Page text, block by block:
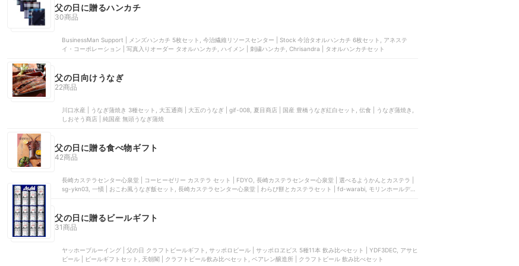
父の日に贈るハンカチ
30商品
BusinessMan Support | メンズハンカチ 5枚セット, 今治繊維リソースセンター | Stock 今治タオルハンカチ 6枚セット, アネステ
イ・コーポレーション | 写真入りオーダー タオルハンカチ, ハイメン | 刺繍ハンカチ, Chrisandra | タオルハンカチセット
父の日向けうなぎ
22商品
川口水産 | うなぎ蒲焼き 3種セット, 大五通商 | 大五のうなぎ | gif-008, 夏目商店 | 国産 豊橋うなぎ紅白セット, 伝食 | うなぎ蒲焼き,
しおそう商店 | 純国産 無頭うなぎ蒲焼
父の日に贈る食べ物ギフト
42商品
長崎カステラセンター心泉堂 | コーヒーゼリー カステラ セット | FDYO, 長崎カステラセンター心泉堂 | 選べるようかんとカステラ |
sg-ykn03, 一愼 | おこわ風うなぎ飯セット, 長崎カステラセンター心泉堂 | わらび餅とカステラセット | fd-warabi, モリンホールディ
父の日に贈るビールギフト
31商品
ヤッホーブルーイング | 父の日 クラフトビールギフト, サッポロビール | サッポロヱビス 5種11本 飲み比べセット | YDF3DEC, アサヒ
ビール | ビールギフトセット, 天朝閣 | クラフトビール飲み比べセット, ベアレン醸造所 | クラフトビール 飲み比べセット